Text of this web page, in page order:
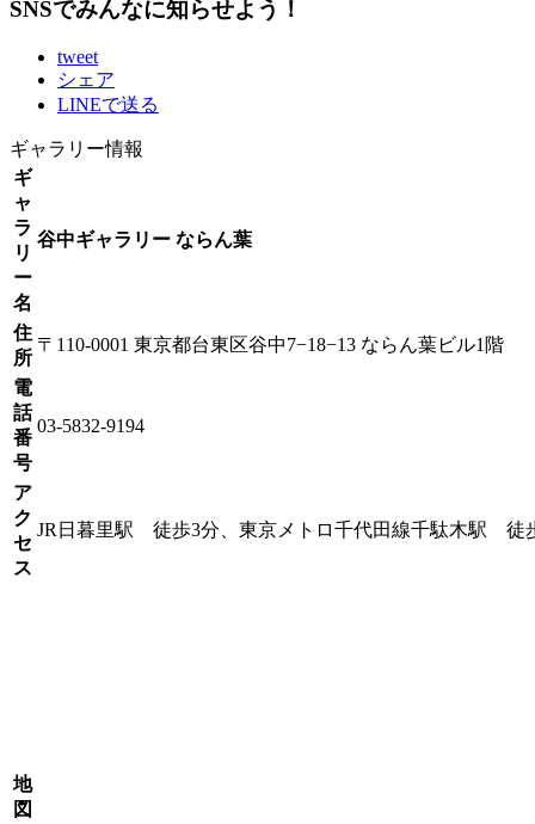
SNSでみんなに知らせよう！
tweet
シェア
LINEで送る
ギャラリー情報
ギ
ャ
ラ
リ
ー
名
谷中ギャラリー ならん葉
住
所
〒110-0001 東京都台東区谷中7−18−13 ならん葉ビル1階
電
話
番
号
03-5832-9194
ア
ク
セ
ス
JR日暮里駅 徒歩3分、東京メトロ千代田線千駄木駅 徒
地
図